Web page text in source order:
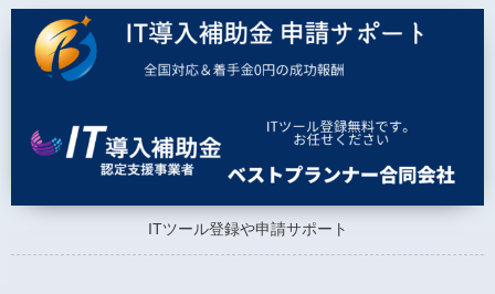
ITツール登録や申請サポート